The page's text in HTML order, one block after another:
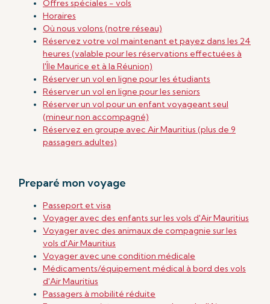
Offres spéciales - vols
Horaires
Où nous volons (notre réseau)
Réservez votre vol maintenant et payez dans les 24
heures (valable pour les réservations effectuées à
l'Île Maurice et à la Réunion)
Réserver un vol en ligne pour les étudiants
Réserver un vol en ligne pour les seniors
Réserver un vol pour un enfant voyageant seul
(mineur non accompagné)
Réservez en groupe avec Air Mauritius (plus de 9
passagers adultes)
Preparé mon voyage
Passeport et visa
Voyager avec des enfants sur les vols d'Air Mauritius
Voyager avec des animaux de compagnie sur les
vols d'Air Mauritius
Voyager avec une condition médicale
Médicaments/équipement médical à bord des vols
d'Air Mauritius
Passagers à mobilité réduite